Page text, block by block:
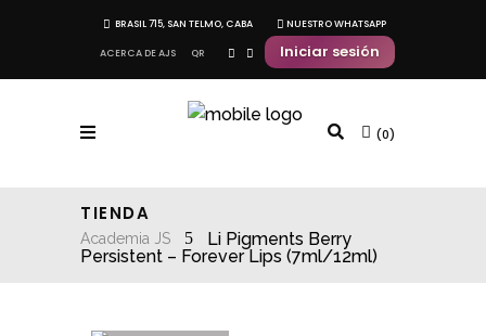
BRASIL 715, SAN TELMO, CABA NUESTRO WHATSAPP
ACERCA DE AJS QR Iniciar sesión
(0)
TIENDA
Academia JS
Li Pigments Berry
Persistent – Forever Lips (7ml/12ml)